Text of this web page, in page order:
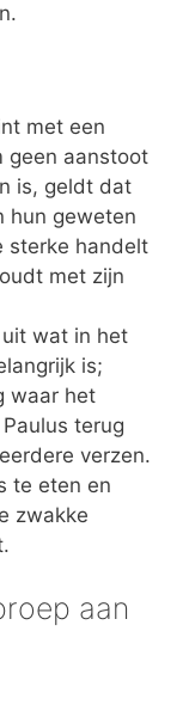
met een
geen aanstoot
is, geldt dat
hun geweten
sterke handelt
met zijn
wat in het
is;
waar het
terug
verzen.
te eten en
zwakke
aan